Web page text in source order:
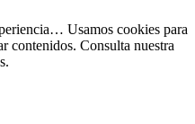
Usamos cookies para
contenidos. Consulta nuestra